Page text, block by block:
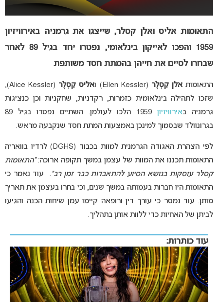
התאומות אליס ואלן קסלר, שייצגו את גרמניה באירוויזיון
1959 והפכו לאייקון בינלאומי, נפטרו יחד בגיל 89 לאחר
שבחרו לסיים את חייהן בהמתת חסד משותפת
התאומותאלן קֵסְלֶר (Ellen Kessler) ו אליס קֵסְלֶר
(Alice Kessler),
שזכו לתהילה בינלאומית כזמרות, רקדניות, שחקניות וכן כנציגות
גרמניה באירוויזיון
1959 הלכו לעולמן. השתיים נפטרו בגיל 89
בגרונוולד שבסמוך למינכן באמצעות המתת חסד שנקבעה מראש.
לפי הצהרת האגודה הגרמנית למוות בכבוד (DGHS) לרדיו בוואריה
התאומות תכננו את המוות של עצמן במשך תקופה ארוכה:“התאומות
קסלר עוסקות בנושא הסיוע להתאבדות כבר זמן רב“. עוד נאמר כי
התאומות היו חברות בעמותה במשך שנים, וכי בחרו בעצמן את תאריך
מותן. עוד נמסר כי עורך דין ורופאה קיימו עמן שיחות הכנה והגיעו
לביתן של האחיות כדי ללוות אותן בתהליך.
עוד כותרות: